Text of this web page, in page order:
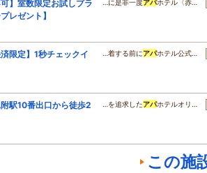
可】室数限定お試しプラ
レゼント】
…に是非一度アパホテル〈赤…
限定】1秒チェックイ
…着する前にアパホテル公式…
附駅10番出口から徒歩2
…を追求したアパホテルオリ…
この施